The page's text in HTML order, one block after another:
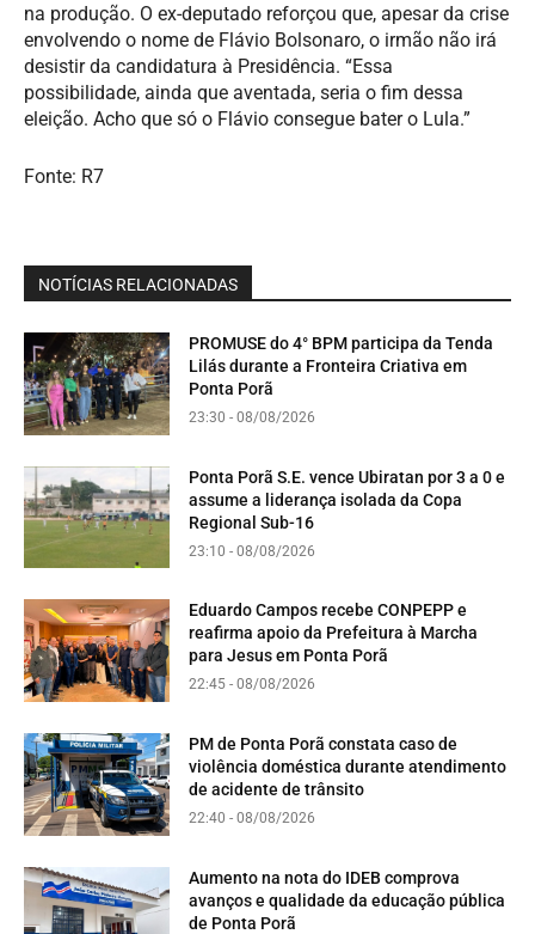
na produção. O ex-deputado reforçou que, apesar da crise
envolvendo o nome de Flávio Bolsonaro, o irmão não irá
desistir da candidatura à Presidência. “Essa
possibilidade, ainda que aventada, seria o fim dessa
eleição. Acho que só o Flávio consegue bater o Lula.”
Fonte: R7
NOTÍCIAS RELACIONADAS
PROMUSE do 4° BPM participa da Tenda
Lilás durante a Fronteira Criativa em
Ponta Porã
23:30 - 08/08/2026
Ponta Porã S.E. vence Ubiratan por 3 a 0 e
assume a liderança isolada da Copa
Regional Sub-16
23:10 - 08/08/2026
Eduardo Campos recebe CONPEPP e
reafirma apoio da Prefeitura à Marcha
para Jesus em Ponta Porã
22:45 - 08/08/2026
PM de Ponta Porã constata caso de
violência doméstica durante atendimento
de acidente de trânsito
22:40 - 08/08/2026
Aumento na nota do IDEB comprova
avanços e qualidade da educação pública
de Ponta Porã